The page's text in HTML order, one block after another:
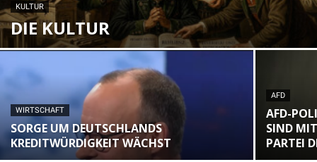
KULTUR
DIE KULTUR
WIRTSCHAFT
SORGE UM DEUTSCHLANDS
KREDITWÜRDIGKEIT WÄCHST
AFD
AFD-
SIND
PARTEI